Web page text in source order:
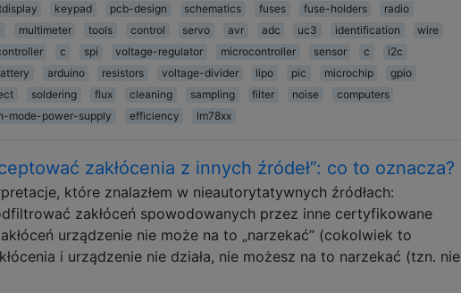
keypad pcb-design schematics fuses fuse-holders
radio
multimeter tools control servo avr adc uc3 identification
wire
c spi voltage-regulator microcontroller sensor c
i2c
arduino resistors voltage-divider lipo pic microchip
gpio
soldering flux cleaning sampling filter noise
computers
mode-power-supply efficiency lm78xx
zakłócenia z innych źródeł”: co to oznacza?
które znalazłem w nieautorytatywnych źródłach:
zakłóceń spowodowanych przez inne certyfikowane
urządzenie nie może na to „narzekać” (cokolwiek to
i urządzenie nie działa, nie możesz na to narzekać (tzn. nie